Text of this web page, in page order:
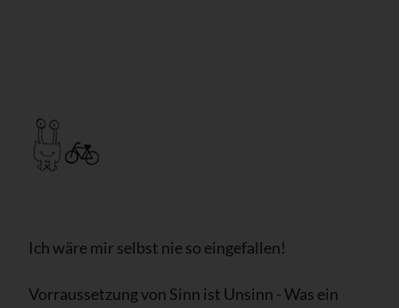
Ich wäre mir selbst nie so eingefallen!
Vorraussetzung von Sinn ist Unsinn - Was ein